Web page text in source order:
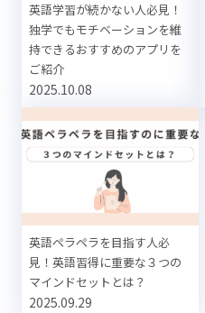
英語学習が続かない人必見！
独学でもモチベーションを維
持できるおすすめのアプリを
ご紹介
2025.10.08
英語ペラペラを目指す人必
見！英語習得に重要な３つの
マインドセットとは？
2025.09.29